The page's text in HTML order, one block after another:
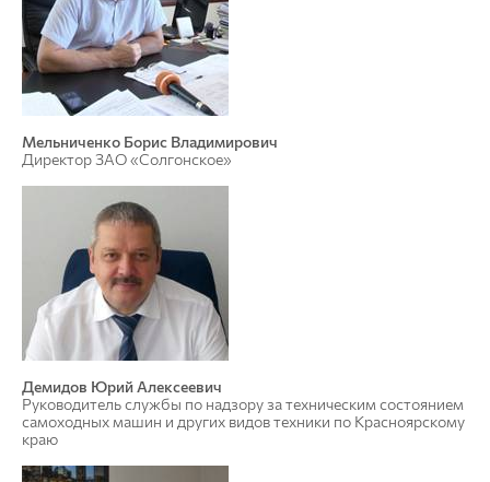
Мельниченко Борис Владимирович
Директор ЗАО «Солгонское»
Демидов Юрий Алексеевич
Руководитель службы по надзору за техническим состоянием
самоходных машин и других видов техники по Красноярскому
краю